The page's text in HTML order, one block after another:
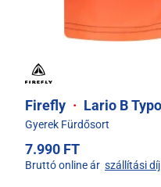
Firefly · Lario B
Gyerek Fürdősort
7.990 FT
Bruttó online ár szállítási díj